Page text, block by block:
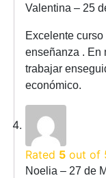
Valentina – 25
Excelente
enseñanza . En
trabajar
económico.
Rated 5 out of
Noelia – 27 de